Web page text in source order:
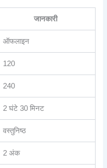
जानकारी
ऑफलाइन
120
240
2 घंटे 30 मिनट
वस्तुनिष्ठ
2 अंक